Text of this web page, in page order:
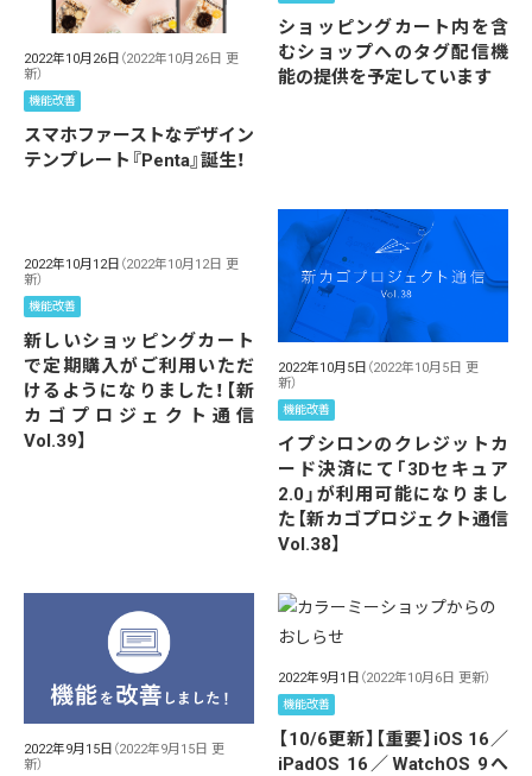
2022年10月26日 （2022年10月26日 更
新）
機能改善
スマホファーストなデザイン
テンプレート『Penta』誕生！
ショッピングカート内を含
むショップへのタグ配信機
能の提供を予定しています
2022年10月12日 （2022年10月12日 更
新）
機能改善
新しいショッピングカート
で定期購入がご利用いただ
けるようになりました！【新
カゴプロジェクト通信
Vol.39】
2022年10月5日 （2022年10月5日 更
新）
機能改善
イプシロンのクレジットカ
ード決済にて「3Dセキュア
2.0」が利用可能になりまし
た【新カゴプロジェクト通信
Vol.38】
2022年9月15日 （2022年9月15日 更
新）
2022年9月1日 （2022年10月6日 更新）
機能改善
【10/6更新】【重要】iOS 16／
iPadOS 16／WatchOS 9へ